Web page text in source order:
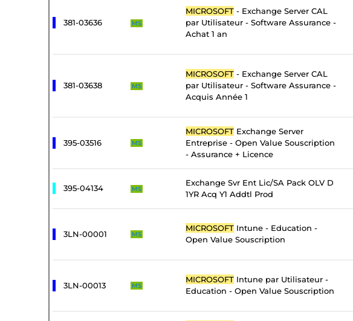
381-03636 MS
MICROSOFT - Exchange Server CAL
par Utilisateur - Software Assurance -
Achat 1 an
381-03638 MS
MICROSOFT - Exchange Server CAL
par Utilisateur - Software Assurance -
Acquis Année 1
395-03516 MS
MICROSOFT Exchange Server
Entreprise - Open Value Souscription
- Assurance + Licence
395-04134 MS
Exchange Svr Ent Lic/SA Pack OLV D
1YR Acq Y1 Addtl Prod
3LN-00001 MS
MICROSOFT Intune - Education -
Open Value Souscription
3LN-00013 MS
MICROSOFT Intune par Utilisateur -
Education - Open Value Souscription